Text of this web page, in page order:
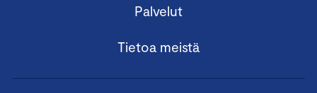
Palvelut
Tietoa meistä